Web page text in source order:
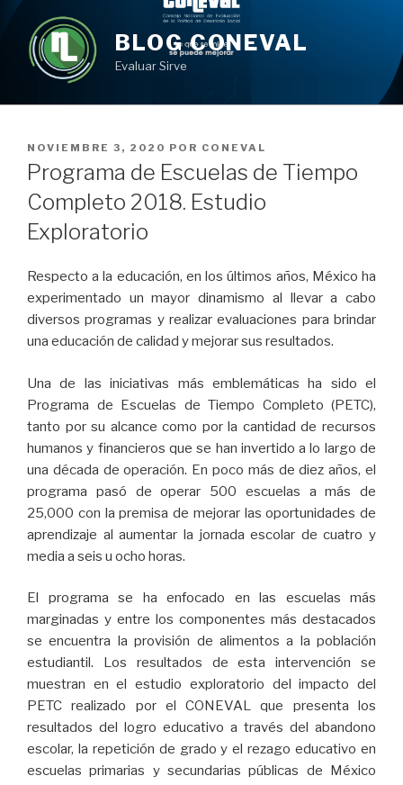
contenido
BLOG CONEVAL
Evaluar Sirve
PUBLICADO
EN
NOVIEMBRE 3, 2020 POR CONEVAL
Programa de Escuelas de Tiempo
Completo 2018. Estudio
Exploratorio
Respecto a la educación, en los últimos años, México ha
experimentado un mayor dinamismo al llevar a cabo
diversos programas y realizar evaluaciones para brindar
una educación de calidad y mejorar sus resultados.
Una de las iniciativas más emblemáticas ha sido el
Programa de Escuelas de Tiempo Completo (PETC),
tanto por su alcance como por la cantidad de recursos
humanos y financieros que se han invertido a lo largo de
una década de operación. En poco más de diez años, el
programa pasó de operar 500 escuelas a más de
25,000 con la premisa de mejorar las oportunidades de
aprendizaje al aumentar la jornada escolar de cuatro y
media a seis u ocho horas.
El programa se ha enfocado en las escuelas más
marginadas y entre los componentes más destacados
se encuentra la provisión de alimentos a la población
estudiantil. Los resultados de esta intervención se
muestran en el estudio exploratorio del impacto del
PETC realizado por el CONEVAL que presenta los
resultados del logro educativo a través del abandono
escolar, la repetición de grado y el rezago educativo en
escuelas primarias y secundarias públicas de México